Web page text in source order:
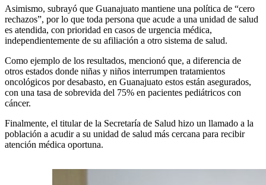
Asimismo, subrayó que Guanajuato mantiene una política de “cero
rechazos”, por lo que toda persona que acude a una unidad de salud
es atendida, con prioridad en casos de urgencia médica,
independientemente de su afiliación a otro sistema de salud.
Como ejemplo de los resultados, mencionó que, a diferencia de
otros estados donde niñas y niños interrumpen tratamientos
oncológicos por desabasto, en Guanajuato estos están asegurados,
con una tasa de sobrevida del 75% en pacientes pediátricos con
cáncer.
Finalmente, el titular de la Secretaría de Salud hizo un llamado a la
población a acudir a su unidad de salud más cercana para recibir
atención médica oportuna.